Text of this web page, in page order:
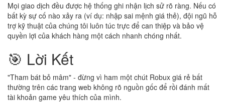
Mọi giao dịch đều được hệ thống ghi nhận lịch sử rõ ràng. Nếu có
bất kỳ sự cố nào xảy ra (ví dụ: nhập sai mệnh giá thẻ), đội ngũ hỗ
trợ kỹ thuật của chúng tôi luôn túc trực để can thiệp và bảo vệ
quyền lợi của khách hàng một cách nhanh chóng nhất.
🎯 Lời Kết
"Tham bát bỏ mâm" - đừng vì ham một chút Robux giá rẻ bất
thường trên các trang web không rõ nguồn gốc để rồi đánh mất
tài khoản game yêu thích của mình.